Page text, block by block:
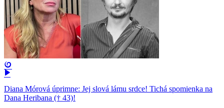
Diana Mórová úprimne: Jej slová lámu srdce! Tichá spomienka na
Dana Heribana († 43)!